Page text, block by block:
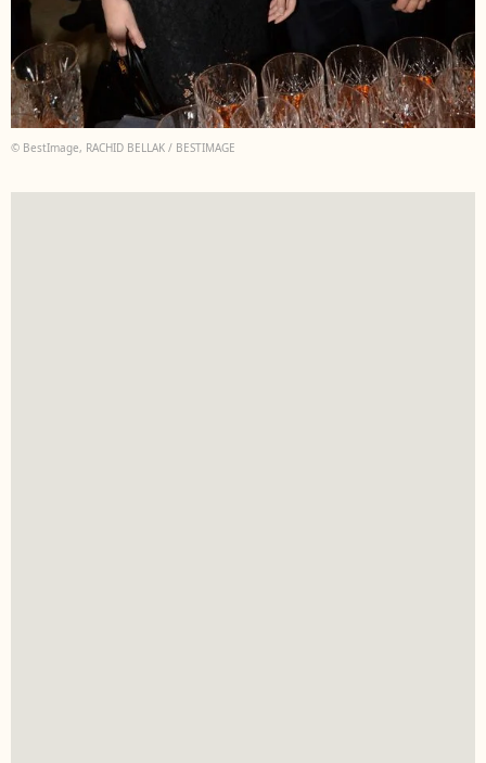
© BestImage, RACHID BELLAK / BESTIMAGE